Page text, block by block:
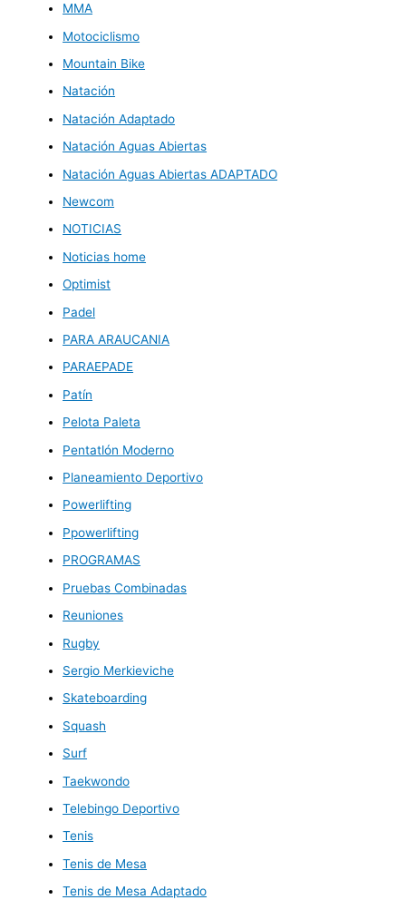
MMA
Motociclismo
Mountain Bike
Natación
Natación Adaptado
Natación Aguas Abiertas
Natación Aguas Abiertas ADAPTADO
Newcom
NOTICIAS
Noticias home
Optimist
Padel
PARA ARAUCANIA
PARAEPADE
Patín
Pelota Paleta
Pentatlón Moderno
Planeamiento Deportivo
Powerlifting
Ppowerlifting
PROGRAMAS
Pruebas Combinadas
Reuniones
Rugby
Sergio Merkieviche
Skateboarding
Squash
Surf
Taekwondo
Telebingo Deportivo
Tenis
Tenis de Mesa
Tenis de Mesa Adaptado